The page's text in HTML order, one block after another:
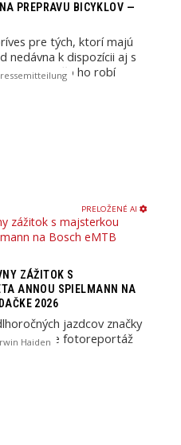
PREPRAVU BICYKLOV —
pre tých, ktorí majú
nedávna k dispozícii aj s
plachtou, čo ho robí
PRELOŽENÉ AI
ZÁŽITOK S
ANNOU SPIELMANN NA
2026
jazdcov značky
pre fotoreportáž
Haiden